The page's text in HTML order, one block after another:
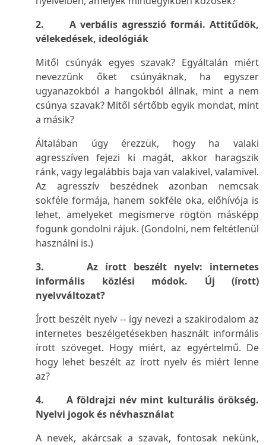
2. A verbális agresszió formái. Attitűdök,
vélekedések, ideológiák
Mitől csúnyák egyes szavak? Egyáltalán miért
nevezzünk őket csúnyáknak, ha egyszer
ugyanazokból a hangokból állnak, mint a nem
csúnya szavak? Mitől sértőbb egyik mondat, mint
a másik?
Általában úgy érezzük, hogy ha valaki
agresszíven fejezi ki magát, akkor haragszik
ránk, vagy legalábbis baja van valakivel, valamivel.
Az agresszív beszédnek azonban nemcsak
sokféle formája, hanem sokféle oka, előhívója is
lehet, amelyeket megismerve rögtön másképp
fogunk gondolni rájuk. (Gondolni, nem feltétlenül
használni is.)
3. Az írott beszélt nyelv: internetes
informális közlési módok. Új (írott)
nyelvváltozat?
Írott beszélt nyelv -- így nevezi a szakirodalom az
internetes beszélgetésekben használt informális
írott szöveget. Hogy miért, az egyértelmű. De
hogy lehet beszélt az írott nyelv és miért lenne
az?
4. A földrajzi név mint kulturális örökség.
Nyelvi jogok és névhasználat
A nevek, akárcsak a szavak, fontosak nekünk,